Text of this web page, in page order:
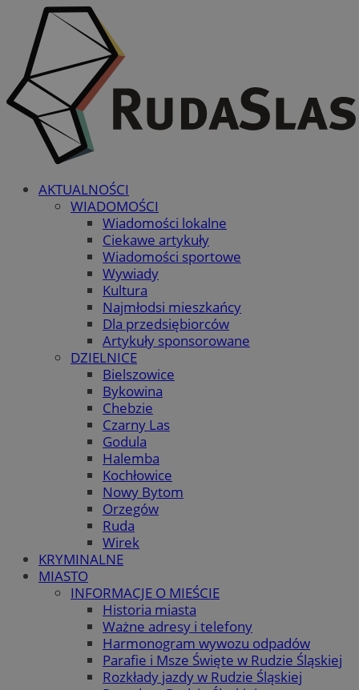
AKTUALNOŚCI
WIADOMOŚCI
Wiadomości lokalne
Ciekawe artykuły
Wiadomości sportowe
Wywiady
Kultura
Najmłodsi mieszkańcy
Dla przedsiębiorców
Artykuły sponsorowane
DZIELNICE
Bielszowice
Bykowina
Chebzie
Czarny Las
Godula
Halemba
Kochłowice
Nowy Bytom
Orzegów
Ruda
Wirek
KRYMINALNE
MIASTO
INFORMACJE O MIEŚCIE
Historia miasta
Ważne adresy i telefony
Harmonogram wywozu odpadów
Parafie i Msze Święte w Rudzie Śląskiej
Rozkłady jazdy w Rudzie Śląskiej